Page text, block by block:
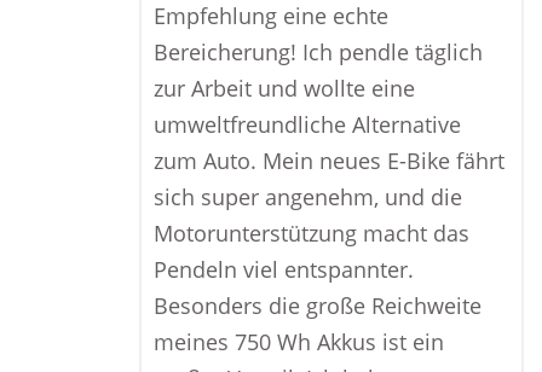
Empfehlung eine echte
Bereicherung! Ich pendle täglich
zur Arbeit und wollte eine
umweltfreundliche Alternative
zum Auto. Mein neues E-Bike fährt
sich super angenehm, und die
Motorunterstützung macht das
Pendeln viel entspannter.
Besonders die große Reichweite
meines 750 Wh Akkus ist ein